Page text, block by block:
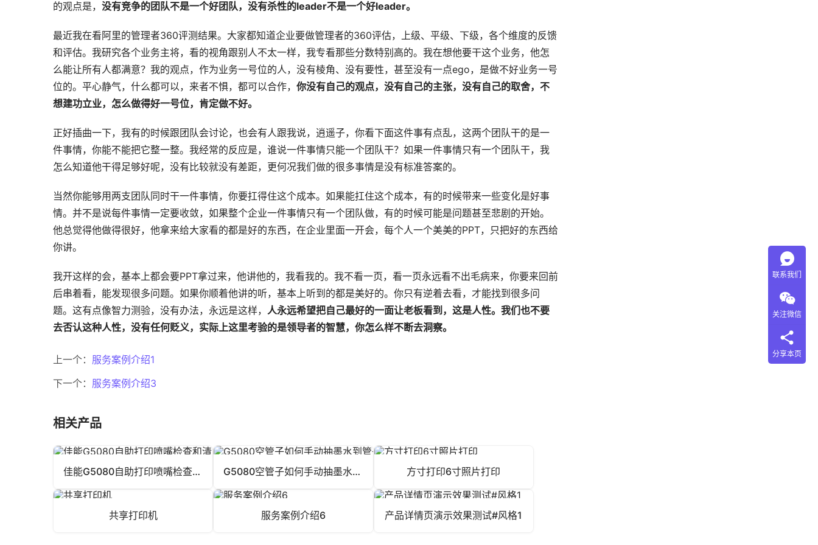
的观点是， 没有竞争的团队不是一个好团队，没有杀性的leader不是一个好leader。
最近我在看阿里的管理者360评测结果。大家都知道企业要做管理者的360评估，上级、平级、下级，各个维度的反馈
和评估。我研究各个业务主将，看的视角跟别人不太一样，我专看那些分数特别高的。我在想他要干这个业务，他怎
么能让所有人都满意？我的观点，作为业务一号位的人，没有棱角、没有要性，甚至没有一点ego，是做不好业务一号
位的。平心静气，什么都可以，来者不惧，都可以合作， 你没有自己的观点，没有自己的主张，没有自己的取舍，不
想建功立业，怎么做得好一号位，肯定做不好。
正好插曲一下，我有的时候跟团队会讨论，也会有人跟我说，逍遥子，你看下面这件事有点乱，这两个团队干的是一
件事情，你能不能把它整一整。我经常的反应是，谁说一件事情只能一个团队干？如果一件事情只有一个团队干，我
怎么知道他干得足够好呢，没有比较就没有差距，更何况我们做的很多事情是没有标准答案的。
当然你能够用两支团队同时干一件事情，你要扛得住这个成本。如果能扛住这个成本，有的时候带来一些变化是好事
情。并不是说每件事情一定要收敛，如果整个企业一件事情只有一个团队做，有的时候可能是问题甚至悲剧的开始。
他总觉得他做得很好，他拿来给大家看的都是好的东西，在企业里面一开会，每个人一个美美的PPT，只把好的东西给
你讲。
我开这样的会，基本上都会要PPT拿过来，他讲他的，我看我的。我不看一页，看一页永远看不出毛病来，你要来回前
后串着看，能发现很多问题。如果你顺着他讲的听，基本上听到的都是美好的。你只有逆着去看，才能找到很多问
题。这有点像智力测验，没有办法，永远是这样， 人永远希望把自己最好的一面让老板看到，这是人性。我们也不要
去否认这种人性，没有任何贬义，实际上这里考验的是领导者的智慧，你怎么样不断去洞察。
上一个： 服务案例介绍1
下一个： 服务案例介绍3
相关产品
佳能G5080自助打印喷嘴检查和清洗操作 G5080空管子如何手动抽墨水到管子 方寸打印6寸照片打印
共享打印机 服务案例介绍6 产品详情页演示效果测试#风格1
联系我们
关注微信
分享本页